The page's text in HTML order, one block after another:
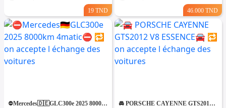
19 TND 46.000 TND
⛔️Mercedes🇩🇪GLC300e 2025 8000km 4matic⛔️ 🔁 on accepte l échange des voitures 🚘 PORSCHE CAYENNE GTS2012 V8 ESSENCE🚘 🔁 on accepte l échange des voitures